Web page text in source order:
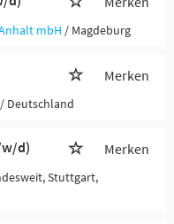
mbH / Magdeburg
Merken
/ Deutschland
d) Merken
Stuttgart,